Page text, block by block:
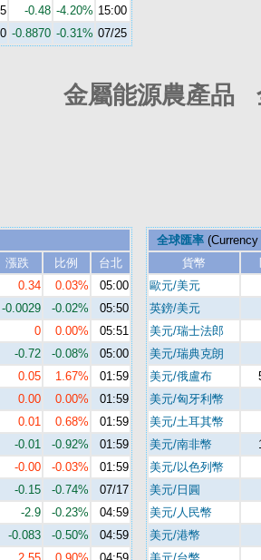
-0.48 -4.20% 15:00
-0.8870 -0.31% 07/25
金屬能源農產品
漲跌 比例
台北
0.34 0.03%
05:00
-0.0029 -0.02%
05:50
0 0.00%
05:51
-0.72 -0.08%
05:00
0.05 1.67%
01:59
0.00 0.00%
01:59
0.01 0.68%
01:59
-0.01 -0.92%
01:59
-0.00 -0.03%
01:59
-0.15 -0.74%
07/17
-2.9 -0.23%
04:59
-0.083 -0.50%
04:59
全球匯率(Currency
貨幣
歐元/美元
英鎊/美元
美元/瑞士法郎
美元/瑞典克朗
美元/俄盧布
美元/匈牙利幣
美元/土耳其幣
美元/南非幣
美元/以色列幣
美元/日圓
美元/人民幣
美元/港幣